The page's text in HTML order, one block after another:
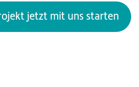
jetzt mit uns starten